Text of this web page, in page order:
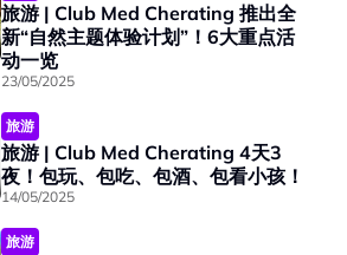
旅游 | Club Med Cherating 推出全
新“自然主题体验计划”！6大重点活
动一览
23/05/2025
旅游
旅游 | Club Med Cherating 4天3
夜！包玩、包吃、包酒、包看小孩！
14/05/2025
旅游